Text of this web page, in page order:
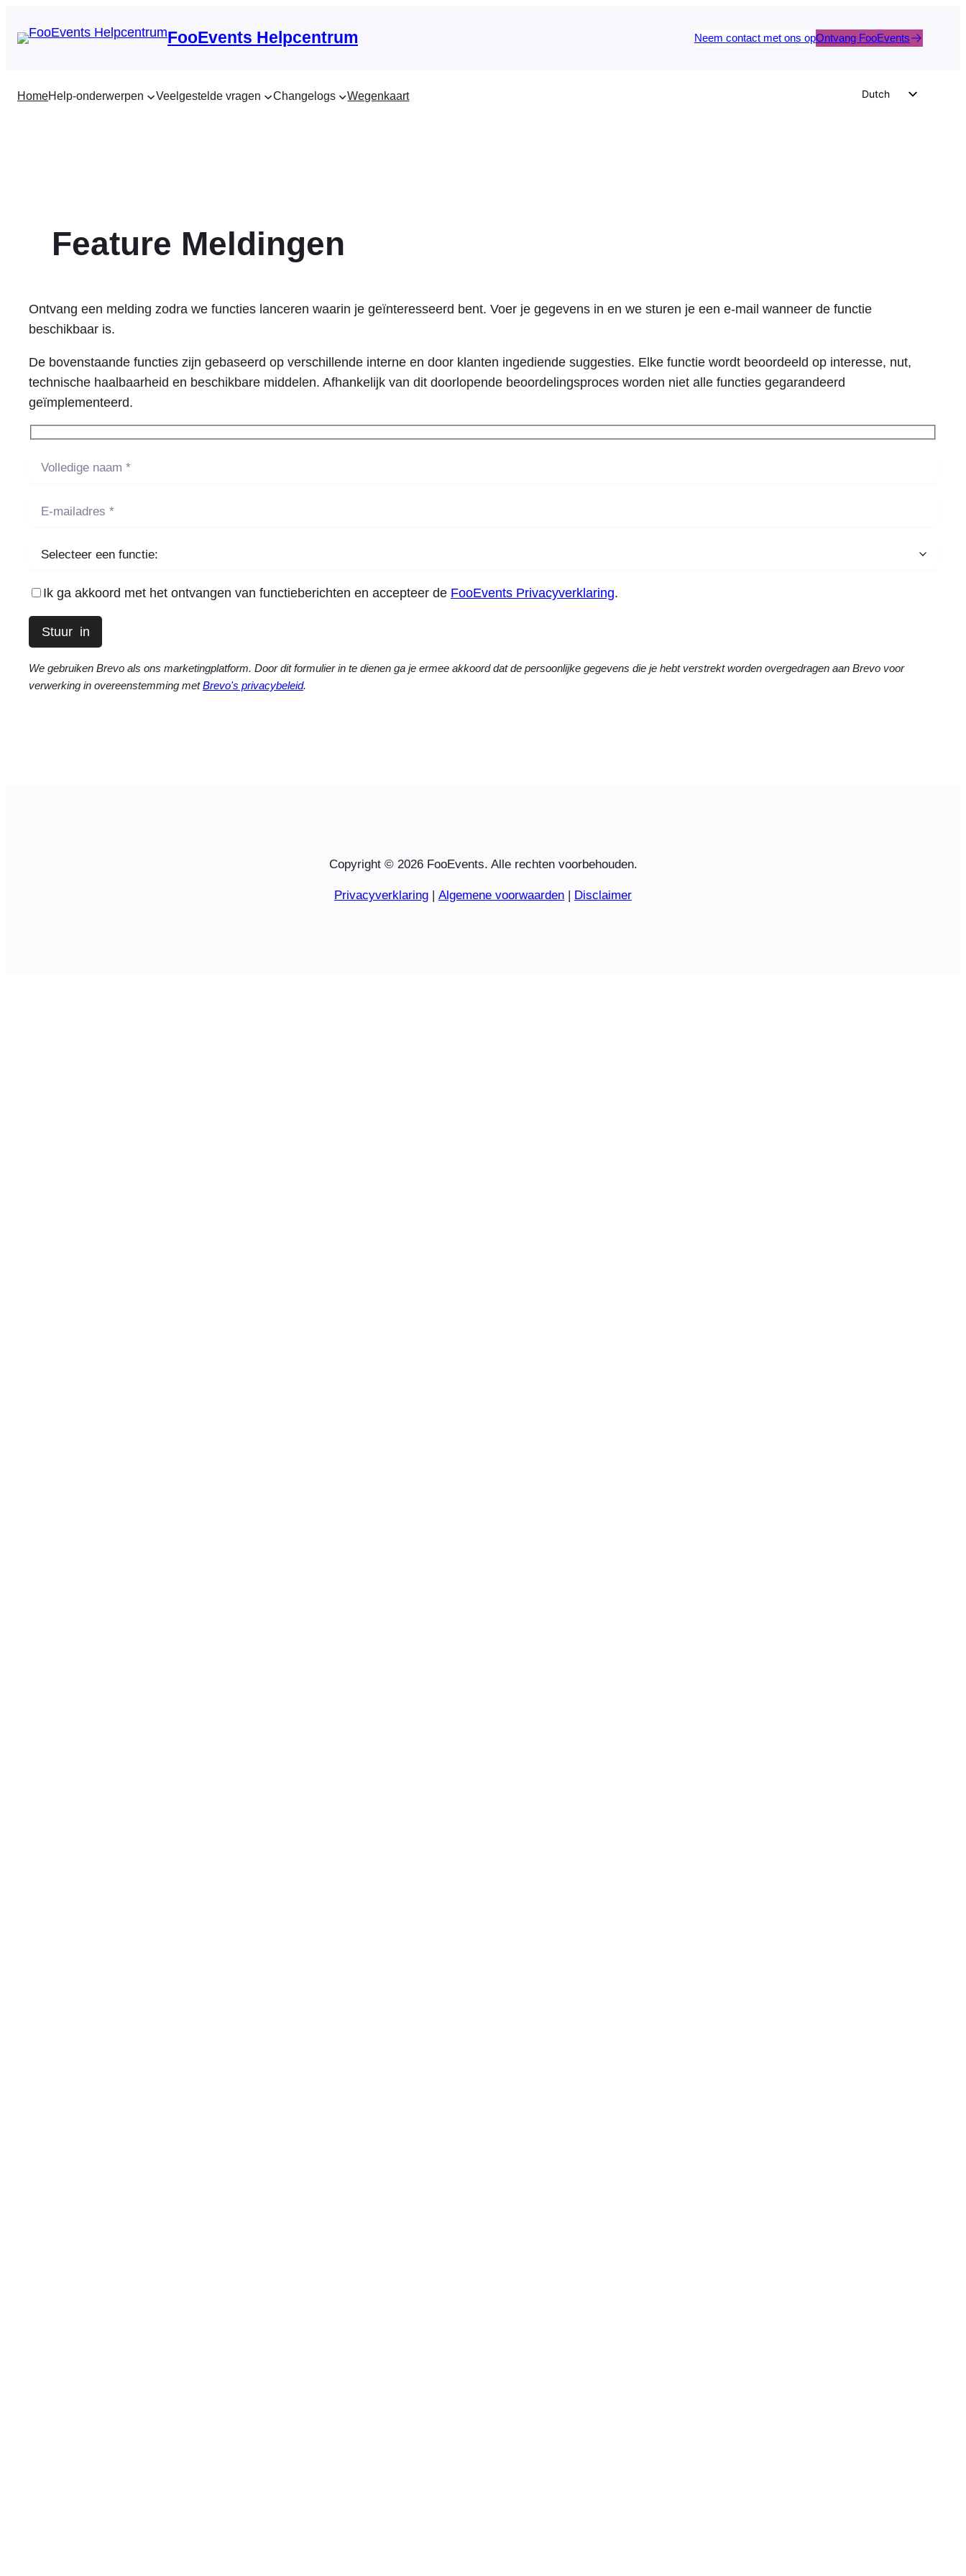
naar
FooEvents Helpcentrum Neem contact met ons opOntvang FooEvents
HomeHelp-onderwerpen Veelgestelde vragen Changelogs Wegenkaart
Dutch
Greek
Feature Meldingen
Ontvang een melding zodra we functies lanceren waarin je geïnteresseerd bent. Voer je gegevens in en we sturen je een e-mail wanneer de functie
beschikbaar is.
De bovenstaande functies zijn gebaseerd op verschillende interne en door klanten ingediende suggesties. Elke functie wordt beoordeeld op interesse, nut,
technische haalbaarheid en beschikbare middelen. Afhankelijk van dit doorlopende beoordelingsproces worden niet alle functies gegarandeerd
geïmplementeerd.
Ik ga akkoord met het ontvangen van functieberichten en accepteer de FooEvents Privacyverklaring.
We gebruiken Brevo als ons marketingplatform. Door dit formulier in te dienen ga je ermee akkoord dat de persoonlijke gegevens die je hebt verstrekt worden overgedragen aan Brevo voor
verwerking in overeenstemming metBrevo's privacybeleid.
Copyright © 2026 FooEvents. Alle rechten voorbehouden.
Privacyverklaring | Algemene voorwaarden | Disclaimer